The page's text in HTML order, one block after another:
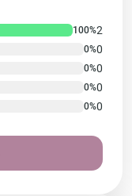
100%2
0%0
0%0
0%0
0%0